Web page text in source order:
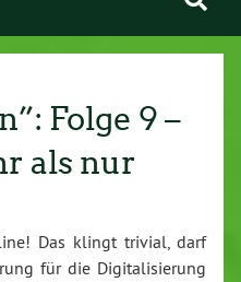
Folge 9 –
als nur
Das klingt trivial, darf
für die Di­gi­ta­li­sie­rung